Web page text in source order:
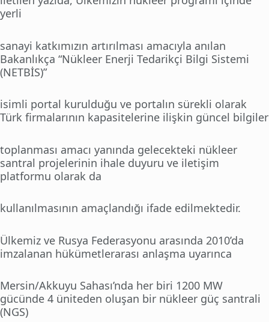
yerli
sanayi katkımızın artırılması amacıyla anılan
Bakanlıkça “Nükleer Enerji Tedarikçi Bilgi Sistemi
(NETBİS)”
isimli portal kurulduğu ve portalın sürekli olarak
Türk firmalarının kapasitelerine ilişkin güncel bilgiler
toplanması amacı yanında gelecekteki nükleer
santral projelerinin ihale duyuru ve iletişim
platformu olarak da
kullanılmasının amaçlandığı ifade edilmektedir.
Ülkemiz ve Rusya Federasyonu arasında 2010’da
imzalanan hükümetlerarası anlaşma uyarınca
Mersin/Akkuyu Sahası’nda her biri 1200 MW
gücünde 4 üniteden oluşan bir nükleer güç santrali
(NGS)